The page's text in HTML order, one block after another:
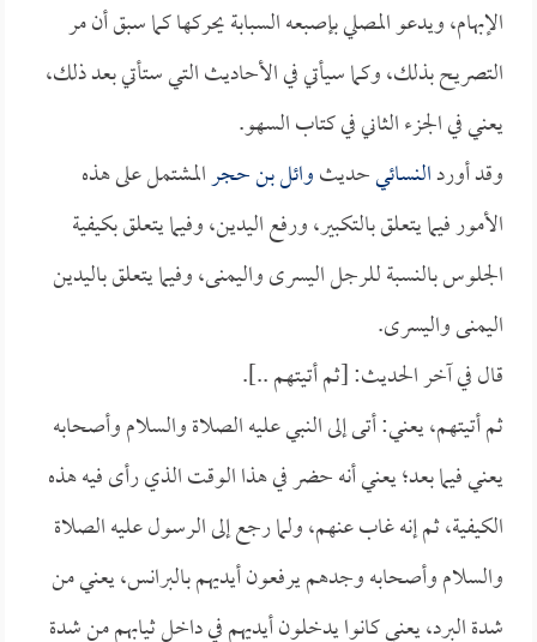
الإبهام، ويدعو المصلي بإصبعه السبابة يحركها كما سبق أن مر
التصريح بذلك، وكما سيأتي في الأحاديث التي ستأتي بعد ذلك،
يعني في الجزء الثاني في كتاب السهو.
وقد أوردالنسائيحديثوائل بن حجرالمشتمل على هذه
الأمور فيما يتعلق بالتكبير، ورفع اليدين، وفيما يتعلق بكيفية
الجلوس بالنسبة للرجل اليسرى واليمنى، وفيما يتعلق باليدين
اليمنى واليسرى.
قال في آخر الحديث: [ثم أتيتهم ..].
ثم أتيتهم، يعني: أتى إلى النبي عليه الصلاة والسلام وأصحابه
يعني فيما بعد؛ يعني أنه حضر في هذا الوقت الذي رأى فيه هذه
الكيفية، ثم إنه غاب عنهم، ولما رجع إلى الرسول عليه الصلاة
والسلام وأصحابه وجدهم يرفعون أيديهم بالبرانس، يعني من
شدة البرد، يعني كانوا يدخلون أيديهم في داخل ثيابهم من شدة